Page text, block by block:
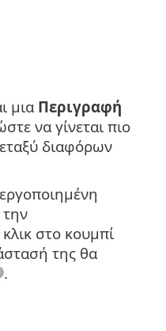
μια Περιγραφή
να γίνεται πιο
διαφόρων
την
στο κουμπί
της θα
.